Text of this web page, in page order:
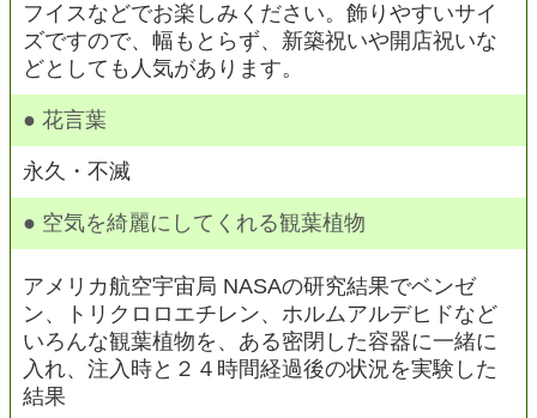
フイスなどでお楽しみください。飾りやすいサイ
ズですので、幅もとらず、新築祝いや開店祝いな
どとしても人気があります。
● 花言葉
永久・不滅
● 空気を綺麗にしてくれる観葉植物
アメリカ航空宇宙局 NASAの研究結果でベンゼ
ン、トリクロロエチレン、ホルムアルデヒドなど
いろんな観葉植物を、ある密閉した容器に一緒に
入れ、注入時と２４時間経過後の状況を実験した
結果